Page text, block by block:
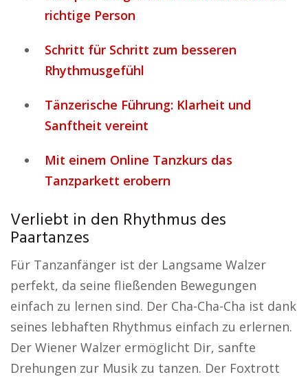
richtige Person
Schritt für Schritt zum besseren
Rhythmusgefühl
Tänzerische Führung: Klarheit und
Sanftheit vereint
Mit einem Online Tanzkurs das
Tanzparkett erobern
Verliebt in den Rhythmus des
Paartanzes
Für Tanzanfänger ist der Langsame Walzer
perfekt, da seine fließenden Bewegungen
einfach zu lernen sind. Der Cha-Cha-Cha ist dank
seines lebhaften Rhythmus einfach zu erlernen.
Der Wiener Walzer ermöglicht Dir, sanfte
Drehungen zur Musik zu tanzen. Der Foxtrott